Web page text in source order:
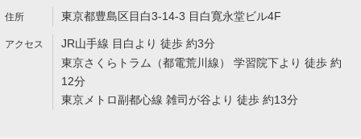
東京都豊島区目白3-14-3 目白寛永堂ビル4F
JR山手線 目白より 徒歩 約3分
東京さくらトラム（都電荒川線） 学習院下より 徒歩 約
12分
東京メトロ副都心線 雑司が谷より 徒歩 約13分